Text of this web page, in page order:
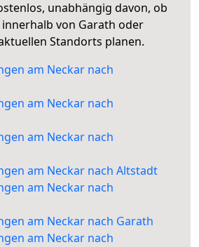
unabhängig davon, ob
von Garath oder
Standorts planen.
am Neckar nach
am Neckar nach
am Neckar nach
am Neckar nach Altstadt
am Neckar nach
am Neckar nach Garath
am Neckar nach